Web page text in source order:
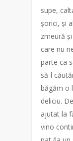
supe,
șorici, și
zmeură
care nu
parte ca
să-l
băgăm o
deliciu.
ajutat la
vino